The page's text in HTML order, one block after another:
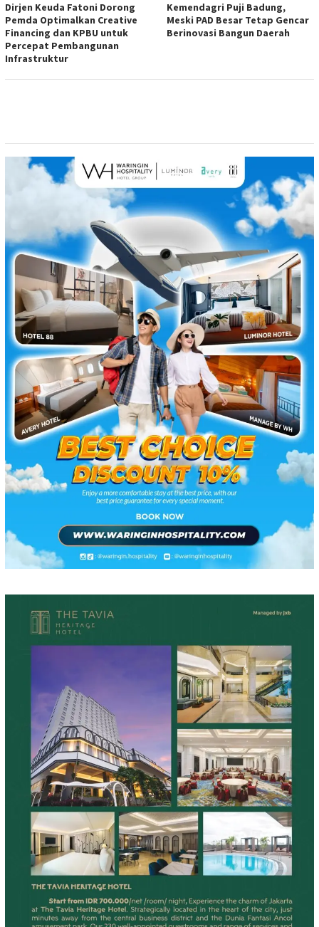
Dirjen Keuda Fatoni Dorong
Pemda Optimalkan Creative
Financing dan KPBU untuk
Percepat Pembangunan
Infrastruktur
Kemendagri Puji Badung,
Meski PAD Besar Tetap Gencar
Berinovasi Bangun Daerah